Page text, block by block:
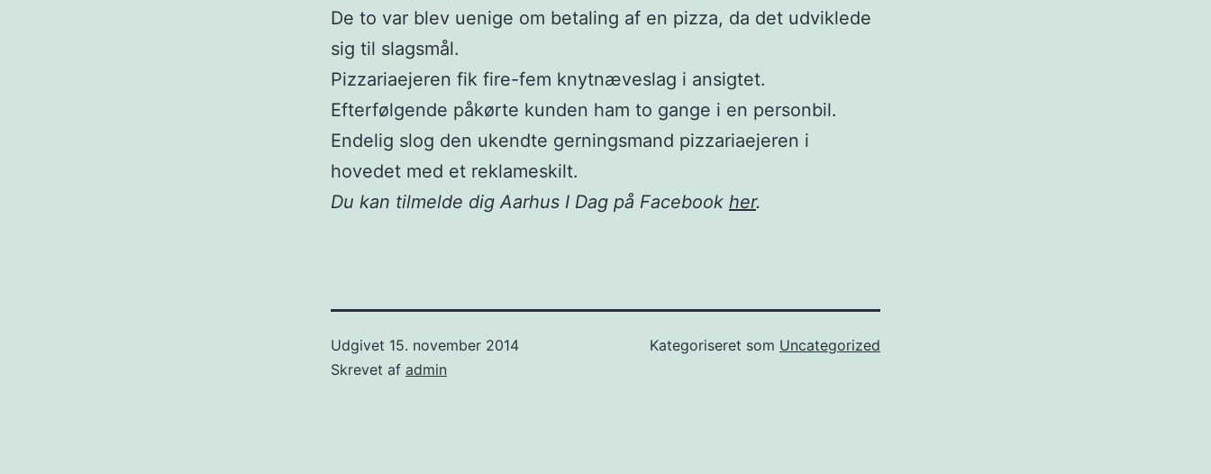
De to var blev uenige om betaling af en pizza, da det udviklede
sig til slagsmål.
Pizzariaejeren fik fire-fem knytnæveslag i ansigtet.
Efterfølgende påkørte kunden ham to gange i en personbil.
Endelig slog den ukendte gerningsmand pizzariaejeren i
hovedet med et reklameskilt.
Du kan tilmelde dig Aarhus I Dag på Facebook her.
Udgivet 15. november 2014
Skrevet af admin
Kategoriseret som Uncategorized